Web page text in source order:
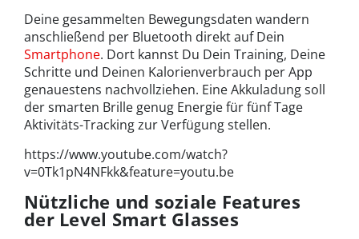
Deine gesammelten Bewegungsdaten wandern
anschließend per Bluetooth direkt auf Dein
Smartphone. Dort kannst Du Dein Training, Deine
Schritte und Deinen Kalorienverbrauch per App
genauestens nachvollziehen. Eine Akkuladung soll
der smarten Brille genug Energie für fünf Tage
Aktivitäts-Tracking zur Verfügung stellen.
https://www.youtube.com/watch?
v=0Tk1pN4NFkk&feature=youtu.be
Nützliche und soziale Features
der Level Smart Glasses